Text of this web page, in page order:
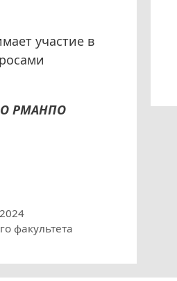
участие в
РМАНПО
факультета